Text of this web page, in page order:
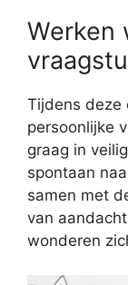
Werken
Tijdens deze
persoonlijke
graag in
spontaan
samen met
van
wonderen